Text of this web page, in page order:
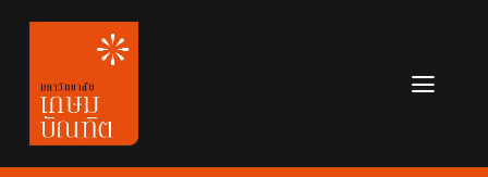
Skip
content
หลักสูตร